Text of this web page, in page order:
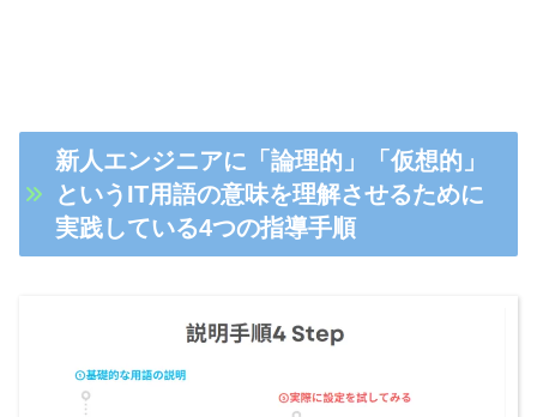
新人エンジニアに「論理的」「仮想的」
というIT用語の意味を理解させるために
実践している4つの指導手順